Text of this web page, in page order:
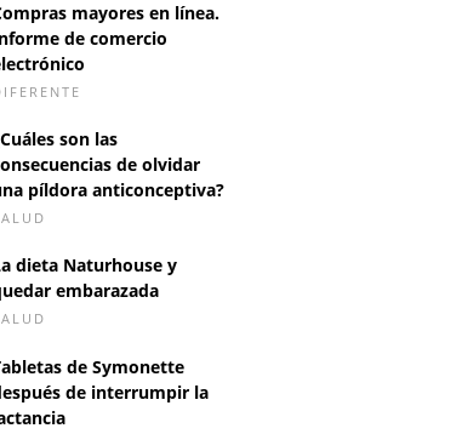
mayores en línea.
de comercio
son las
de olvidar
píldora anticonceptiva?
dieta Naturhouse y
embarazada
de Symonette
de interrumpir la